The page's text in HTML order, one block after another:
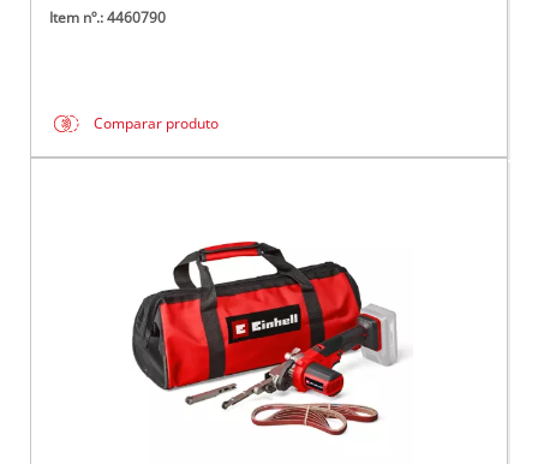
Item nº.: 4460790
Comparar produto